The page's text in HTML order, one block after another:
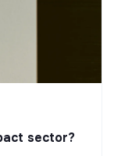
sector?